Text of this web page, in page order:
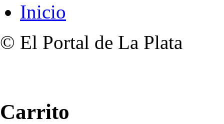
Inicio
© El Portal de La Plata
Carrito